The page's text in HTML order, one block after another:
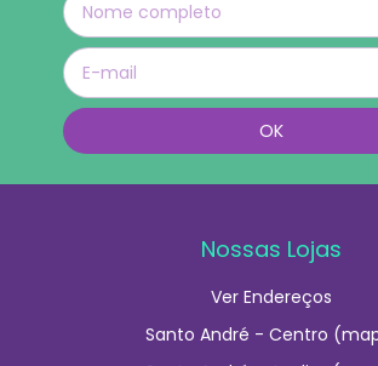
Nossas Lojas
Ver Endereços
Santo André - Centro